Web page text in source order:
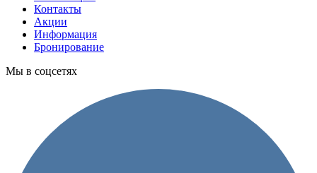
Контакты
Акции
Информация
Бронирование
Мы в соцсетях